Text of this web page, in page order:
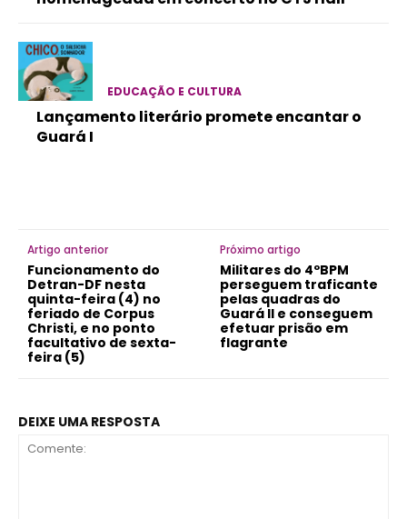
EDUCAÇÃO E CULTURA
Lançamento literário promete encantar o
Guará I
Artigo anterior
Funcionamento do
Detran-DF nesta
quinta-feira (4) no
feriado de Corpus
Christi, e no ponto
facultativo de sexta-
feira (5)
Próximo artigo
Militares do 4ºBPM
perseguem traficante
pelas quadras do
Guará II e conseguem
efetuar prisão em
flagrante
DEIXE UMA RESPOSTA